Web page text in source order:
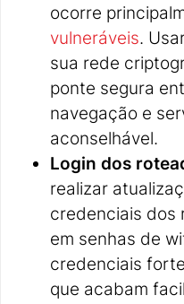
ocorre
vulneráveis.
sua rede
ponte segura
navegação e
aconselhável.
Login dos
realizar
credenciais dos
em senhas de
credenciais
que acabam